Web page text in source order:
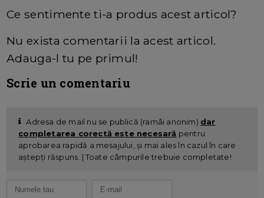
Ce sentimente ti-a produs acest articol?
Nu exista comentarii la acest articol.
Adauga-l tu pe primul!
Scrie un comentariu
Adresa de mail nu se publică (ramâi anonim) dar
completarea corectă este necesară pentru
aprobarea rapidă a mesajului, și mai ales în cazul în care
aștepți răspuns. | Toate câmpurile trebuie completate!